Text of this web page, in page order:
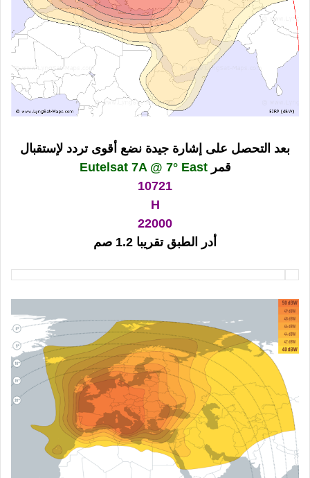
بعد التحصل على إشارة جيدة نضع أقوى تردد لإستقبال
قمرEutelsat 7A @ 7° East
10721
H
22000
أدر الطبق تقريبا 1.2 صم